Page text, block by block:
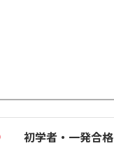
初学者・一発合格